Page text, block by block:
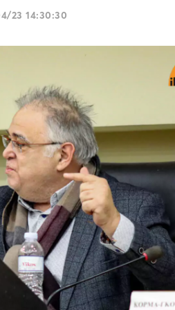
23 14:30:30